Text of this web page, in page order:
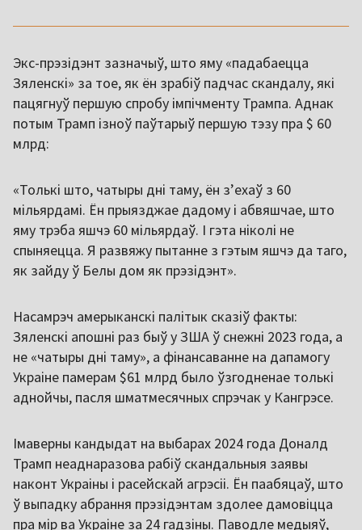
Экс-прэзідэнт зазначыў, што яму «падабаецца
Зяленскі» за тое, як ён зрабіў падчас скандалу, які
пацягнуў першую спробу імпічменту Трампа. Аднак
потым Трамп ізноў паўтарыў першую тэзу пра $ 60
млрд:
«Толькі што, чатыры дні таму, ён зʼехаў з 60
мільярдамі. Ён прыязджае дадому і абвяшчае, што
яму трэба яшчэ 60 мільярдаў. І гэта ніколі не
спыняецца. Я развяжу пытанне з гэтым яшчэ да таго,
як зайду ў Белы дом як прэзідэнт».
Насамрэч амерыканскі палітык сказіў факты:
Зяленскі апошні раз быў у ЗША ў снежні 2023 года, а
не «чатыры дні таму», а фінансаванне на дапамогу
Украіне памерам $61 млрд было ўзгодненае толькі
аднойчы, пасля шматмесячных спрэчак у Кангрэсе.
Імаверны кандыдат на выбарах 2024 года Доналд
Трамп неаднаразова рабіў скандальныя заявы
наконт Украіны і расейскай агрэсіі. Ён паабяцаў, што
ў выпадку абрання прэзідэнтам здолее дамовіцца
пра мір ва Украіне за 24 гадзіны. Паводле медыяў,